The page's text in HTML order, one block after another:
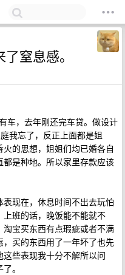
窒息感。
车，去年刚还完车贷。做设计
我忘了，反正上面都是姐
的思想，姐姐们均已婚各自
是种地。所以家里存款应该
现在，休息时间不出去玩怕
班的话，晚饭能不能就不
宝买东西有点瑕疵或者不满
买的东西用了一年坏了也先
些表现我十分不解所以问
。